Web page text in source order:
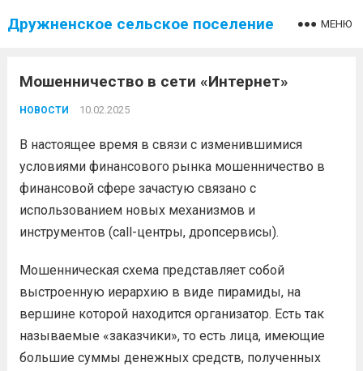
Дружненское сельское поселение МЕНЮ
Мошенничество в сети «Интернет»
НОВОСТИ 10.02.2025
В настоящее время в связи с изменившимися
условиями финансового рынка мошенничество в
финансовой сфере зачастую связано с
использованием новых механизмов и
инструментов (call-центры, дропсервисы).
Мошенническая схема представляет собой
выстроенную иерархию в виде пирамиды, на
вершине которой находится организатор. Есть так
называемые «заказчики», то есть лица, имеющие
большие суммы денежных средств, полученных